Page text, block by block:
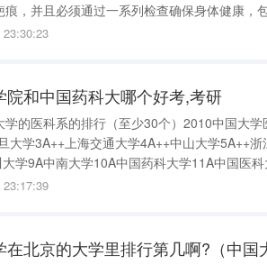
痕，并且必须通过一系列检查确保身体健康，
绩也是评估的一部分。报考者需要达到所在省
23:30:23
院和中国药科大哪个好考,考研
学的医科系的排行（至少30个）2010中国大
大学3A++上海交通大学4A++中山大学5A++
学9A中南大学10A中国药科大学11A中国医
15A山东大学16A沈阳药科大学17A西安交通
23:17:39
在北京的大学里排行第几啊?（中国